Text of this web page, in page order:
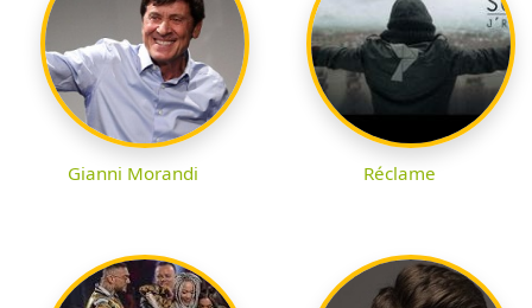
Gianni Morandi Réclame